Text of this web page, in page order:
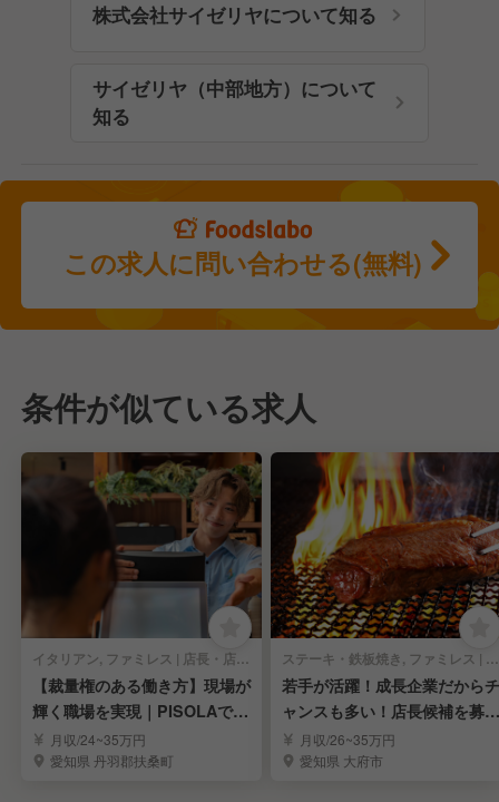
株式会社サイゼリヤについて知る
サイゼリヤ（中部地方）について
知る
この求人に問い合わせる(無料)
条件が似ている求人
イタリアン, ファミレス | 店長・店長候補
【裁量権のある働き方】現場が
輝く職場を実現｜PISOLAで店
長候補募集
月収/24~35万円
愛知県 丹羽郡扶桑町
ステーキ・鉄板焼き, ファミレス | 店長・店長候補
若手が活躍！成長企業だからチ
ャンスも多い！店長候補を募
集！月収/26~35万円
愛知県 大府市